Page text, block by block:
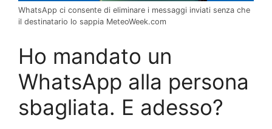
WhatsApp ci consente di eliminare i messaggi inviati senza che
il destinatario lo sappia MeteoWeek.com
Ho mandato un
WhatsApp alla persona
sbagliata. E adesso?